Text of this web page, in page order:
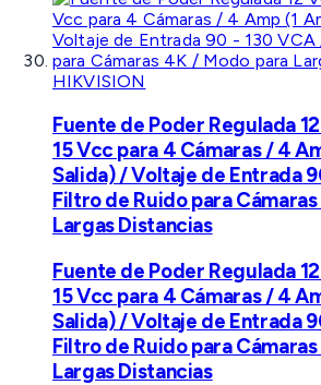
HIKVISION
Fuente de Poder Regulada
15 Vcc para 4 Cámaras / 4
Salida) / Voltaje de Entrada
Filtro de Ruido para
Largas Distancias
Fuente de Poder Regulada
15 Vcc para 4 Cámaras / 4
Salida) / Voltaje de Entrada
Filtro de Ruido para
Largas Distancias